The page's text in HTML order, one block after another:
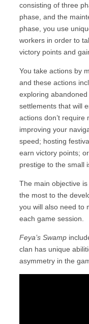
consisting of three
phase, and the
phase, you use
workers in order to
victory points and
You take actions by
and these actions
exploring
settlements that will
actions don’t
improving your
speed; hosting
earn victory points;
prestige to the small
The main objective
the most to the
you will also need to
each game session.
Feya’s Swamp
clan has unique
asymmetry in the